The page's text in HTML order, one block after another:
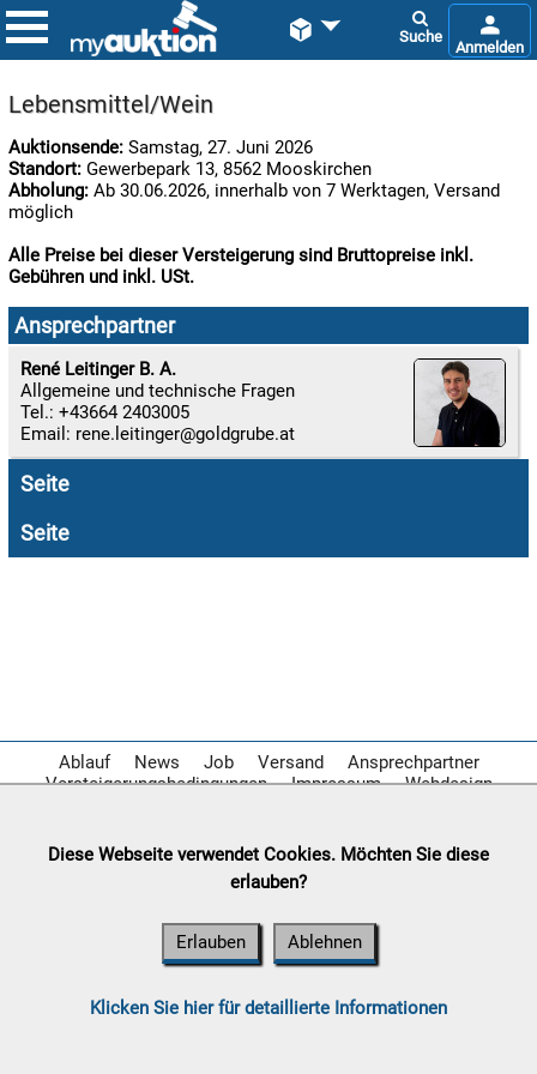
 
07.08:

07.08:
07.08:
Lebensmittel/Wein
Auktionsende: Samstag, 27. Juni 2026
Standort: Gewerbepark 13, 8562 Mooskirchen
Abholung: Ab 30.06.2026, innerhalb von 7 Werktagen, Versand
möglich
Alle Preise bei dieser Versteigerung sind Bruttopreise inkl.
Gebühren und inkl. USt.
Ansprechpartner
René Leitinger B. A.
Allgemeine und technische Fragen
Tel.: +43664 2403005
Email: rene.leitinger
Seite
Seite
Ablauf News Job Versand
Ansprechpartner
Versteigerungsbedingungen
Impressum Webdesign
Diese Webseite verwendet Cookies. Möchten Sie diese
erlauben?
Erlauben Ablehnen
Klicken Sie hier für detaillierte Informationen